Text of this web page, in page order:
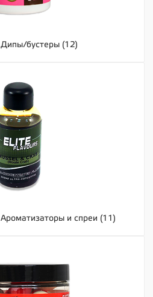
Дипы/бустеры (12)
Ароматизаторы и спреи (11)